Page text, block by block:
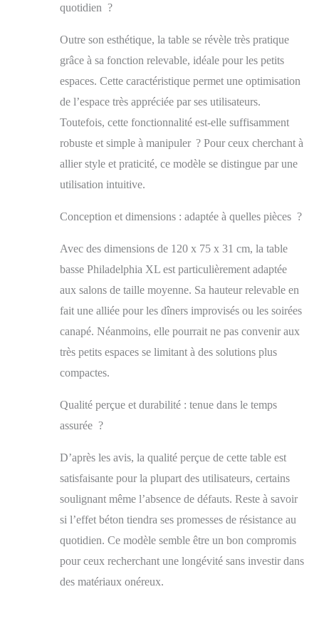
quotidien ?
Outre son esthétique, la table se révèle très pratique
grâce à sa fonction relevable, idéale pour les petits
espaces. Cette caractéristique permet une optimisation
de l’espace très appréciée par ses utilisateurs.
Toutefois, cette fonctionnalité est-elle suffisamment
robuste et simple à manipuler ? Pour ceux cherchant à
allier style et praticité, ce modèle se distingue par une
utilisation intuitive.
Conception et dimensions : adaptée à quelles pièces ?
Avec des dimensions de 120 x 75 x 31 cm, la table
basse Philadelphia XL est particulièrement adaptée
aux salons de taille moyenne. Sa hauteur relevable en
fait une alliée pour les dîners improvisés ou les soirées
canapé. Néanmoins, elle pourrait ne pas convenir aux
très petits espaces se limitant à des solutions plus
compactes.
Qualité perçue et durabilité : tenue dans le temps
assurée ?
D’après les avis, la qualité perçue de cette table est
satisfaisante pour la plupart des utilisateurs, certains
soulignant même l’absence de défauts. Reste à savoir
si l’effet béton tiendra ses promesses de résistance au
quotidien. Ce modèle semble être un bon compromis
pour ceux recherchant une longévité sans investir dans
des matériaux onéreux.